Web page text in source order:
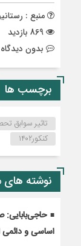
منبع :
بدون دیدگاه
برچسب ها
تاثیر سوابق
کنکور۱۴۰۲
نوشته های
حاجی‌بابایی:
اساسی و